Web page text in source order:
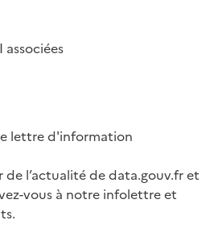
lettre d'information
de l’actualité de data.gouv.fr et
vous à notre infolettre et